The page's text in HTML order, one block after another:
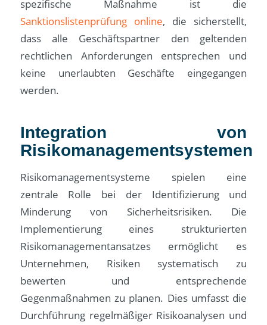
spezifische Maßnahme ist die
Sanktionslistenprüfung online, die sicherstellt,
dass alle Geschäftspartner den geltenden
rechtlichen Anforderungen entsprechen und
keine unerlaubten Geschäfte eingegangen
werden.
Integration von
Risikomanagementsystemen
Risikomanagementsysteme spielen eine
zentrale Rolle bei der Identifizierung und
Minderung von Sicherheitsrisiken. Die
Implementierung eines strukturierten
Risikomanagementansatzes ermöglicht es
Unternehmen, Risiken systematisch zu
bewerten und entsprechende
Gegenmaßnahmen zu planen. Dies umfasst die
Durchführung regelmäßiger Risikoanalysen und